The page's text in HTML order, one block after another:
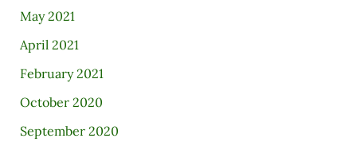
May 2021
April 2021
February 2021
October 2020
September 2020